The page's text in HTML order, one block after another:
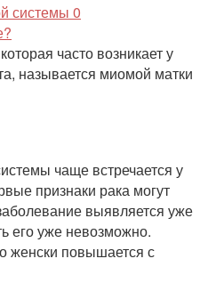
системы 0
часто возникает у
называется миомой матки
чаще встречается у
признаки рака могут
выявляется уже
его уже невозможно.
женски повышается с